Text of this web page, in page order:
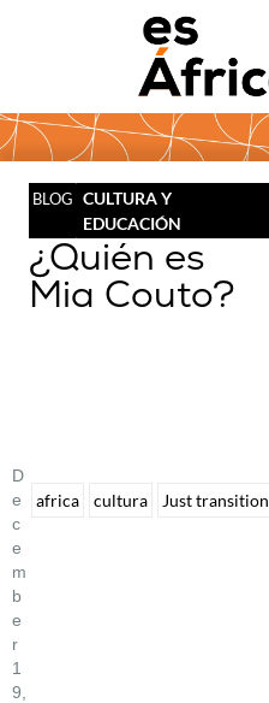
BLOG CULTURA Y
EDUCACIÓN
¿Quién es
Mia Couto?
D
E
C
E
M
B
E
R
1
9,
africa cultura Just transition